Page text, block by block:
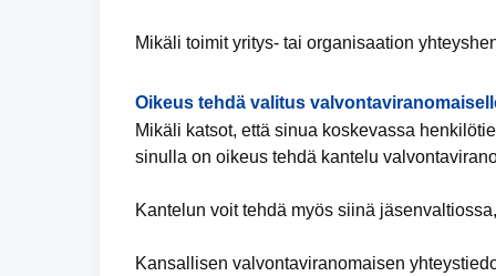
Mikäli toimit yritys- tai organisaation
Oikeus tehdä valitus
Mikäli katsot, että sinua koskevassa
sinulla on oikeus tehdä kantelu
Kantelun voit tehdä myös siinä
Kansallisen valvontaviranomaisen